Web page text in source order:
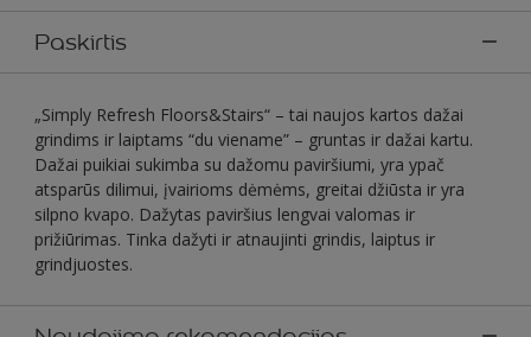
Paskirtis
„Simply Refresh Floors&Stairs“ – tai naujos kartos dažai
grindims ir laiptams “du viename” – gruntas ir dažai kartu.
Dažai puikiai sukimba su dažomu paviršiumi, yra ypač
atsparūs dilimui, įvairioms dėmėms, greitai džiūsta ir yra
silpno kvapo. Dažytas paviršius lengvai valomas ir
prižiūrimas. Tinka dažyti ir atnaujinti grindis, laiptus ir
grindjuostes.